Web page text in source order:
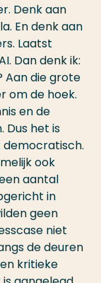
Denk aan
En denk aan
Laatst
Dan denk ik:
Aan die grote
om de hoek.
en de
Dus het is
democratisch.
ook
aantal
in
geen
niet
de deuren
kritieke